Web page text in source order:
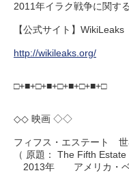
2011年イラク戦争に関す
【公式サイト】WikiLeaks
http://wikileaks.org/
□+■+□+■+□+■+□+■+□
◇◇ 映画 ◇◇
フィフス・エステート
（ 原題： The Fifth Estate
2013年 アメリカ・ベ